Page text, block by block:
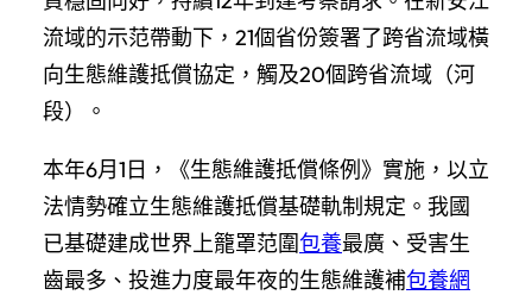
流域的示范帶動下，21個省份簽署了跨省流域橫
向生態維護抵償協定，觸及20個跨省流域（河
段）。
本年6月1日，《生態維護抵償條例》實施，以立
法情勢確立生態維護抵償基礎軌制規定。我國
已基礎建成世界上籠罩范圍包養最廣、受害生
齒最多、投進力度最年夜的生態維護補包養網